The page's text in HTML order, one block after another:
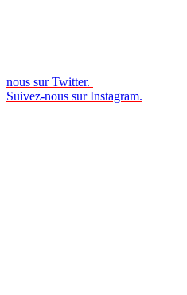
nous sur Twitter.
Suivez-nous sur Instagram.